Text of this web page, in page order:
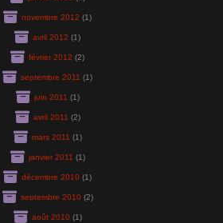
novembre 2012 (1)
avril 2012 (1)
février 2012 (2)
septembre 2011 (1)
juin 2011 (1)
avril 2011 (2)
mars 2011 (1)
janvier 2011 (1)
décembre 2010 (1)
septembre 2010(2)
août 2010(1)